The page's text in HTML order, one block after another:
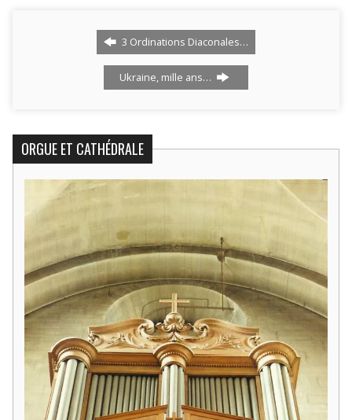
3 Ordinations Diaconales…
Ukraine, mille ans…
ORGUE ET CATHÉDRALE